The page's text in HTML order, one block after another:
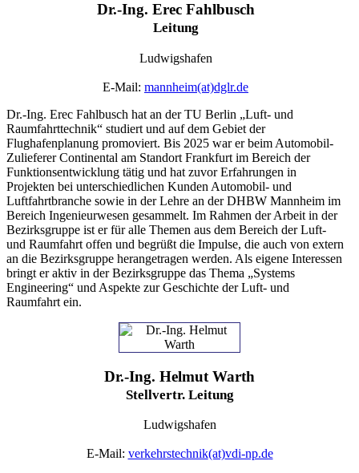
Dr.-Ing. Erec Fahlbusch
Leitung
Ludwigshafen
E-Mail: mannheim(at)dglr.de
Dr.-Ing. Erec Fahlbusch hat an der TU Berlin „Luft- und
Raumfahrttechnik“ studiert und auf dem Gebiet der
Flughafenplanung promoviert. Bis 2025 war er beim Automobil-
Zulieferer Continental am Standort Frankfurt im Bereich der
Funktionsentwicklung tätig und hat zuvor Erfahrungen in
Projekten bei unterschiedlichen Kunden Automobil- und
Luftfahrtbranche sowie in der Lehre an der DHBW Mannheim im
Bereich Ingenieurwesen gesammelt. Im Rahmen der Arbeit in der
Bezirksgruppe ist er für alle Themen aus dem Bereich der Luft-
und Raumfahrt offen und begrüßt die Impulse, die auch von extern
an die Bezirksgruppe herangetragen werden. Als eigene Interessen
bringt er aktiv in der Bezirksgruppe das Thema „Systems
Engineering“ und Aspekte zur Geschichte der Luft- und
Raumfahrt ein.
Dr.-Ing. Helmut Warth
Stellvertr. Leitung
Ludwigshafen
E-Mail: verkehrstechnik(at)vdi-np.de